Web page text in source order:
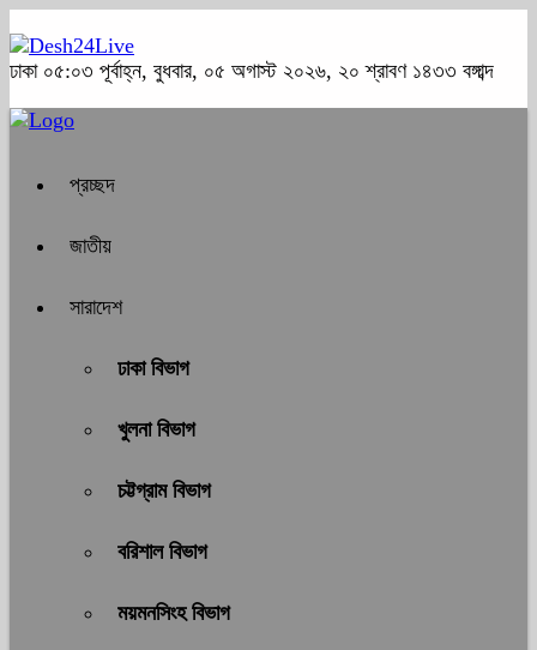
ঢাকা ০৫:০৩ পূর্বাহ্ন, বুধবার, ০৫ অগাস্ট ২০২৬, ২০ শ্রাবণ ১৪৩৩ বঙ্গাব্দ
প্রচ্ছদ
জাতীয়
সারাদেশ
ঢাকা বিভাগ
খুলনা বিভাগ
চট্টগ্রাম বিভাগ
বরিশাল বিভাগ
ময়মনসিংহ বিভাগ